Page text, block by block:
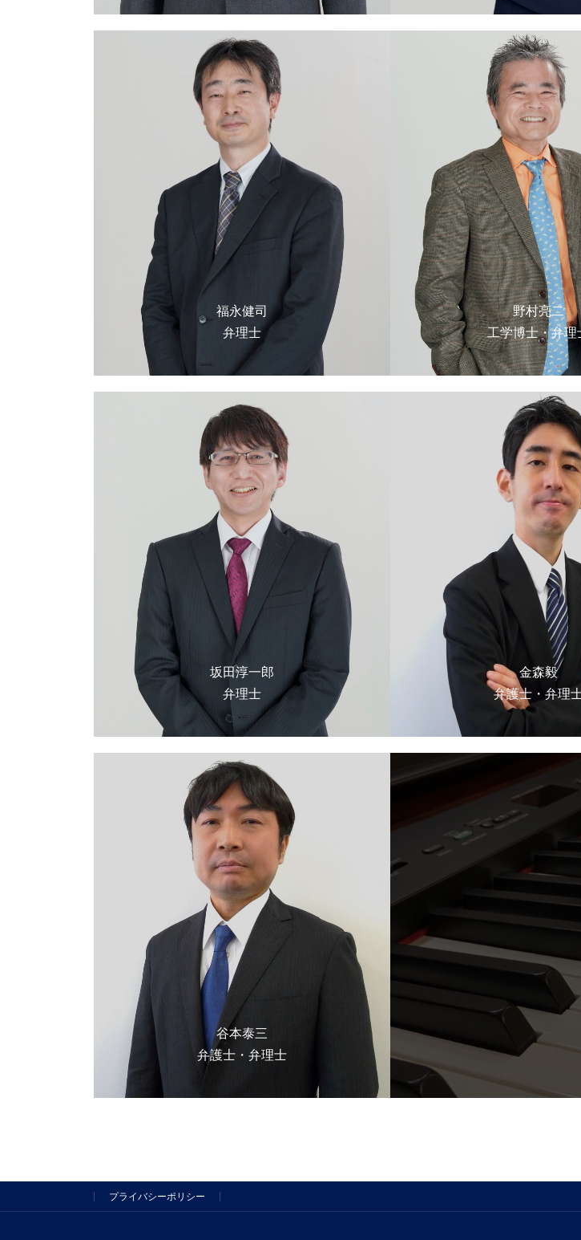
福永健司
弁理士
野村亮二
工学博士・弁理
坂田淳一郎
弁理士
金森毅
弁護士・弁理
谷本泰三
弁護士 ・弁理士
プライバシーポリシー